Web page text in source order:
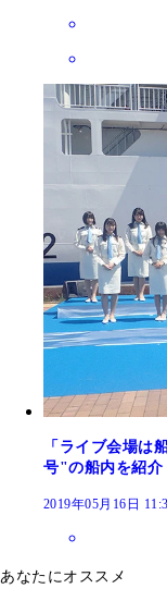
「ライブ会場は
号"の船内を紹介
2019年05月16日
あなたにオススメ